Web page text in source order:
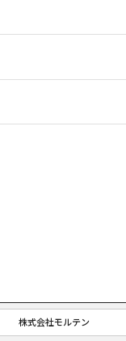
株式会社モルテン